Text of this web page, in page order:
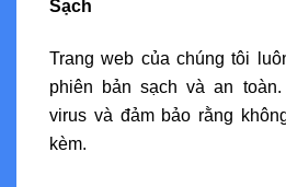
Sạch
Trang web của chúng tôi
phiên bản sạch và an
virus và đảm bảo rằng
kèm.